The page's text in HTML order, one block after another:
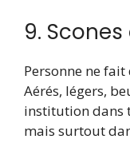
9.
Personne ne fait
Aérés, légers,
institution dans
mais surtout